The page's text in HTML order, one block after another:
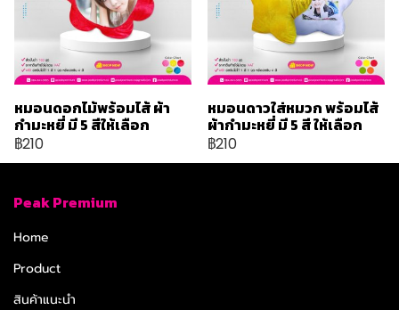
หมอนดอกไม้พร้อมไส้ ผ้า
กำมะหยี่ มี 5 สีให้เลือก
฿210
หมอนดาวใส่หมวก พร้อมไส้
ผ้ากำมะหยี่ มี 5 สี ให้เลือก
฿210
Peak Premium
Home
Product
สินค้าแนะนำ